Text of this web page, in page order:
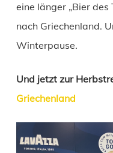
eine länger „Bier des
nach Griechenland.
Winterpause.
Und jetzt zur
Griechenland